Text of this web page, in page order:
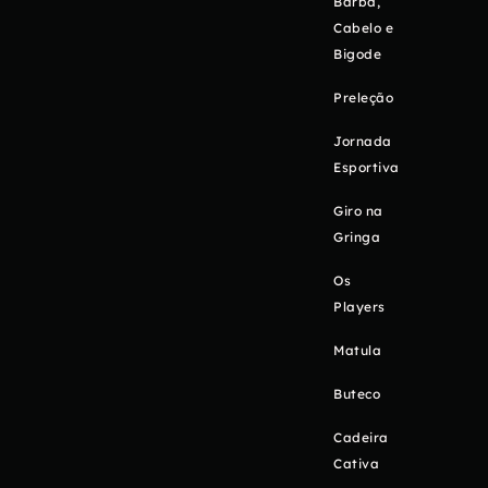
Cabelo e
Bigode
Preleção
Jornada
Esportiva
Giro na
Gringa
Os
Players
Matula
Buteco
Cadeira
Cativa